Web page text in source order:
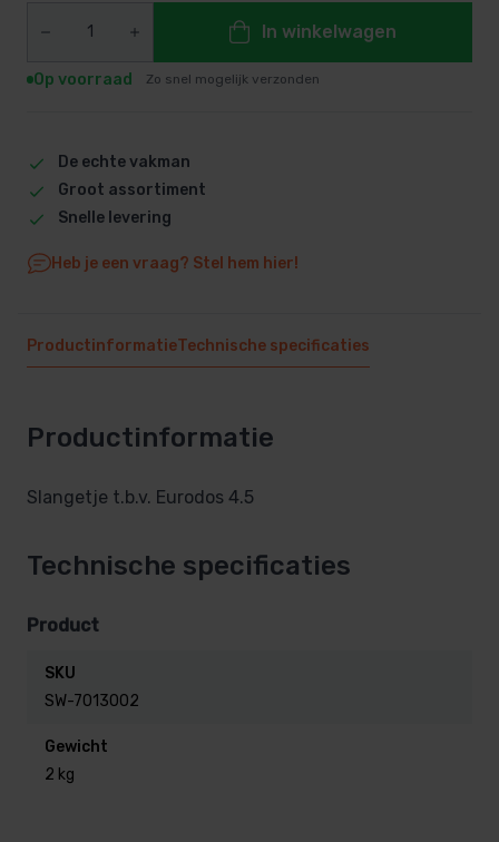
In winkelwagen
Op voorraad Zo snel mogelijk verzonden
De echte vakman
Groot assortiment
Snelle levering
Heb je een vraag? Stel hem hier!
ProductinformatieTechnische specificaties
Productinformatie
Slangetje t.b.v. Eurodos 4.5
Technische specificaties
Product
SKU
SW-7013002
Gewicht
2 kg